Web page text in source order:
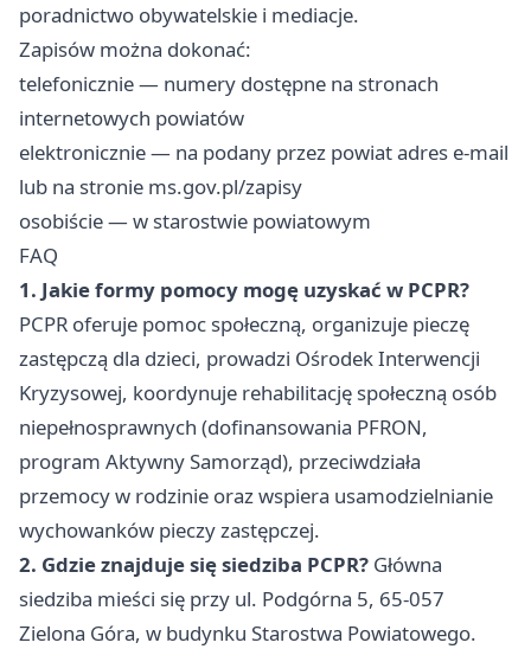
poradnictwo obywatelskie i mediacje.
Zapisów można dokonać:
telefonicznie — numery dostępne na stronach
internetowych powiatów
elektronicznie — na podany przez powiat adres e-mail
lub na stronie ms.gov.pl/zapisy
osobiście — w starostwie powiatowym
FAQ
1. Jakie formy pomocy mogę uzyskać w PCPR?
PCPR oferuje pomoc społeczną, organizuje pieczę
zastępczą dla dzieci, prowadzi Ośrodek Interwencji
Kryzysowej, koordynuje rehabilitację społeczną osób
niepełnosprawnych (dofinansowania PFRON,
program Aktywny Samorząd), przeciwdziała
przemocy w rodzinie oraz wspiera usamodzielnianie
wychowanków pieczy zastępczej.
2. Gdzie znajduje się siedziba PCPR? Główna
siedziba mieści się przy ul. Podgórna 5, 65-057
Zielona Góra, w budynku Starostwa Powiatowego.